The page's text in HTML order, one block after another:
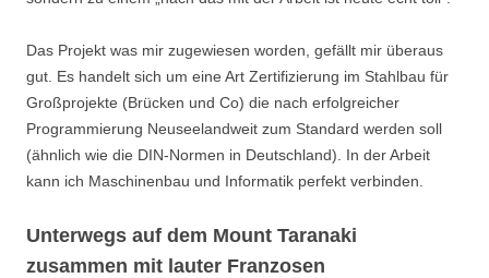
Das Projekt was mir zugewiesen worden, gefällt mir überaus
gut. Es handelt sich um eine Art Zertifizierung im Stahlbau für
Großprojekte (Brücken und Co) die nach erfolgreicher
Programmierung Neuseelandweit zum Standard werden soll
(ähnlich wie die DIN-Normen in Deutschland). In der Arbeit
kann ich Maschinenbau und Informatik perfekt verbinden.
Unterwegs auf dem Mount Taranaki
zusammen mit lauter Franzosen